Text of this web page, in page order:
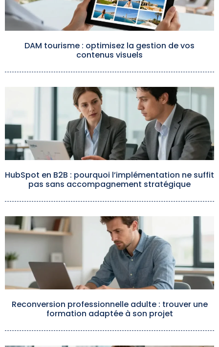
DAM tourisme : optimisez la gestion de vos
contenus visuels
HubSpot en B2B : pourquoi l’implémentation ne suffit
pas sans accompagnement stratégique
Reconversion professionnelle adulte : trouver une
formation adaptée à son projet